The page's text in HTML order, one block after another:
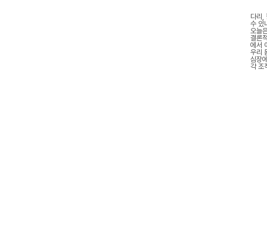
다리,
수 있
오늘
결론
에서
우리
심장
각 조